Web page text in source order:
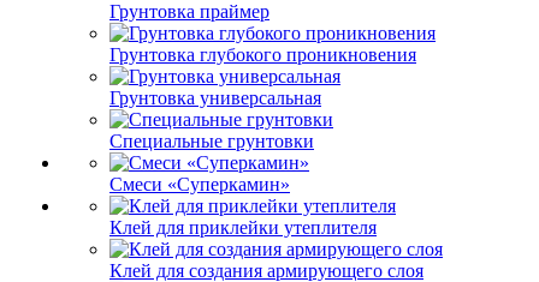
Грунтовка праймер
Грунтовка глубокого проникновения
Грунтовка универсальная
Специальные грунтовки
Смеси «Суперкамин»
Клей для приклейки утеплителя
Клей для создания армирующего слоя